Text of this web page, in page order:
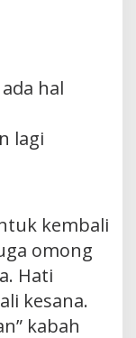
hal
lagi
kembali
omong
Hati
kesana.
kabah